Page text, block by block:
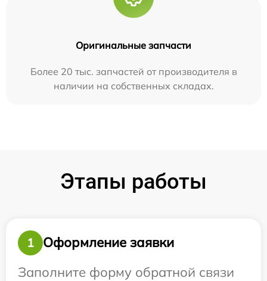
Оригинальные запчасти
Более 20 тыс. запчастей от производителя в
наличии на собственных складах.
Этапы работы
1
Оформление заявки
Заполните форму обратной связи